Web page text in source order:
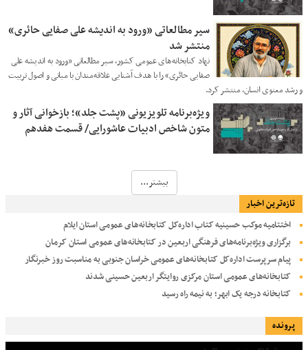
سیر مطالعاتی «ورود به اندیشه‌ علی صفایی حائری»
منتشر شد
نهاد کتابخانه‌های عمومی کشور، سیر مطالعاتی «ورود به اندیشه‌ علی
صفایی حائری» را با هدف آشنایی علاقه‌مندان با مبانی و اصول تربیت
و رشد معنوی انسان، منتشر کرد.
ویژه‌برنامه تلویزیونی «پشت جلد»؛ بازخوانی آثار و
متون شاخص ادبیات عاشورایی/ قسمت هفدهم
بیشتر...
تازه‌ترین اخبار
اختتامیه موکب حسینیه کتاب اداره‌کل کتابخانه‌های عمومی استان ایلام
برگزاری ویژه‌برنامه‌های فرهنگی اربعین در کتابخانه‌های عمومی استان کرمان
پیام سرپرست اداره‌کل کتابخانه‌های عمومی خراسان جنوبی به مناسبت روز خبرنگار
کتابخانه‌های عمومی استان مرکزی روایتگر اربعین حسینی شدند
کتابخانه درجه یک ابهر؛ به نیمه راه رسید
پرونده